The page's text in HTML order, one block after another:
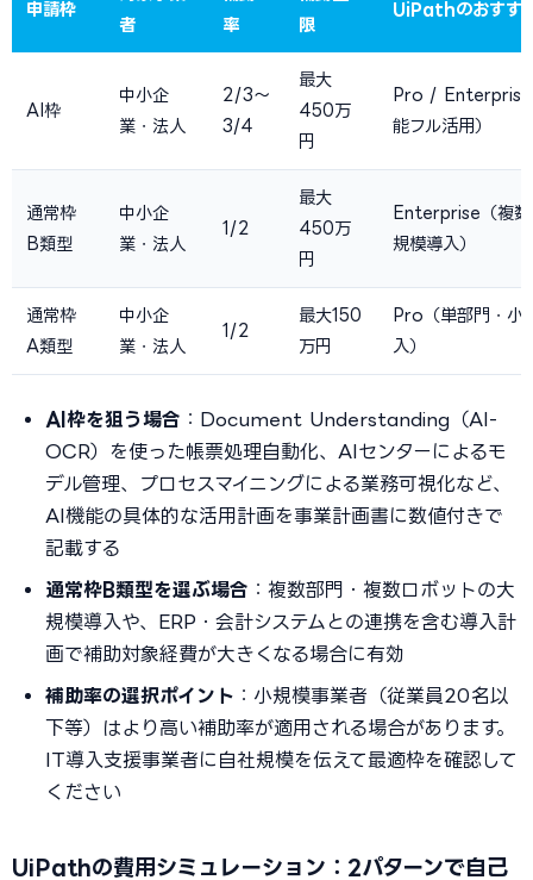
申請枠
者
率
限
UiPathのおすす
AI枠
中小企
業・法人
2/3〜
3/4
最大
450万
円
Pro / Enterprise
能フル活用）
通常枠
B類型
中小企
業・法人
1/2
最大
450万
円
Enterprise（複数
規模導入）
通常枠
A類型
中小企
業・法人
1/2
最大150
万円
Pro（単部門・小
入）
AI枠を狙う場合 ：Document Understanding（AI-
OCR）を使った帳票処理自動化、AIセンターによるモ
デル管理、プロセスマイニングによる業務可視化など、
AI機能の具体的な活用計画を事業計画書に数値付きで
記載する
通常枠B類型を選ぶ場合 ：複数部門・複数ロボットの大
規模導入や、ERP・会計システムとの連携を含む導入計
画で補助対象経費が大きくなる場合に有効
補助率の選択ポイント ：小規模事業者（従業員20名以
下等）はより高い補助率が適用される場合があります。
IT導入支援事業者に自社規模を伝えて最適枠を確認して
ください
UiPathの費用シミュレーション：2パターンで自己